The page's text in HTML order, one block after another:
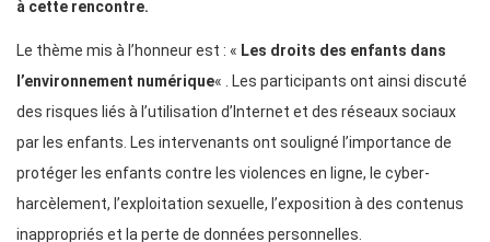
à cette rencontre.
Le thème mis à l’honneur est : « Les droits des enfants dans
l’environnement numérique« . Les participants ont ainsi discuté
des risques liés à l’utilisation d’Internet et des réseaux sociaux
par les enfants. Les intervenants ont souligné l’importance de
protéger les enfants contre les violences en ligne, le cyber-
harcèlement, l’exploitation sexuelle, l’exposition à des contenus
inappropriés et la perte de données personnelles.